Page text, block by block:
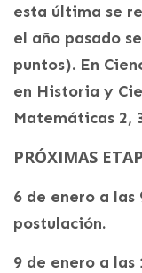
esta última se
el año pasado
puntos). En
en Historia y
Matemáticas 2,
PRÓXIMAS
6 de enero a
postulación.
9 de enero a las